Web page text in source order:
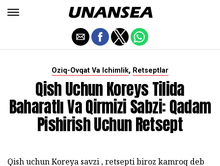
Oziq-Ovqat Va Ichimlik, Retseptlar
Qish Uchun Koreys Tilida
Baharatlı Va Qirmizi Sabzi: Qadam
Pishirish Uchun Retsept
Qish uchunKoreya savzi , retsepti biroz kamroq deb